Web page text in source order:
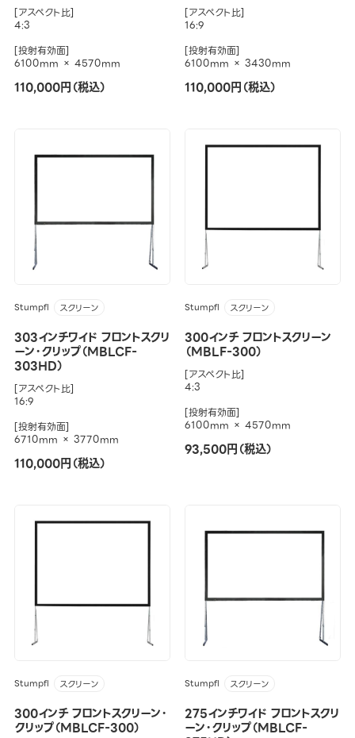
[アスペクト比]
4:3
[投射有効面]
6100mm × 4570mm
110,000円（税込）
[アスペクト比]
16:9
[投射有効面]
6100mm × 3430mm
110,000円（税込）
Stumpfl スクリーン
303インチワイド フロントスクリ
ーン・クリップ（MBLCF-
303HD）
[アスペクト比]
16:9
[投射有効面]
6710mm × 3770mm
110,000円（税込）
Stumpfl スクリーン
300インチ フロントスクリーン
（MBLF-300）
[アスペクト比]
4:3
[投射有効面]
6100mm × 4570mm
93,500円（税込）
Stumpfl スクリーン
300インチ フロントスクリーン・
クリップ（MBLCF-300）
Stumpfl スクリーン
275インチワイド フロントスクリ
ーン・クリップ（MBLCF-